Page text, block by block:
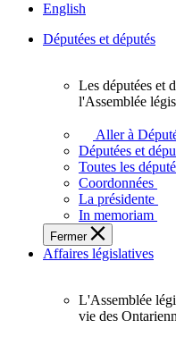
English
Députées et députés
députés
vous
représentent
sein
de
l'Assemblée
législative
l'Ontario.
Les députées et
l'Assemblée
Aller à
Députées et
Toutes les
Coordonnées
La présidente
In memoriam
Fermer
Affaires législatives
L'Assemblée
L'Assemblée
vie des